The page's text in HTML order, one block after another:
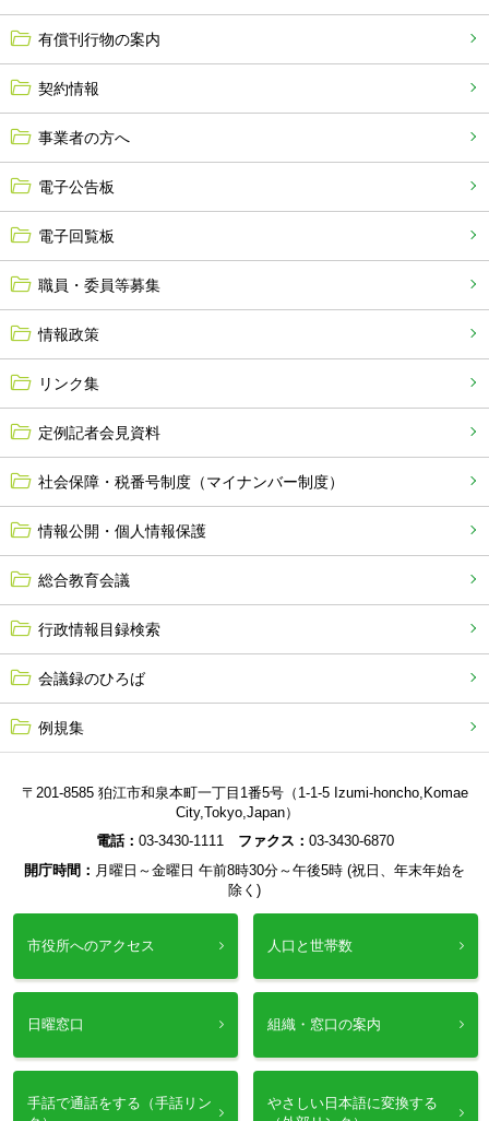
有償刊行物の案内
契約情報
事業者の方へ
電子公告板
電子回覧板
職員・委員等募集
情報政策
リンク集
定例記者会見資料
社会保障・税番号制度（マイナンバー制度）
情報公開・個人情報保護
総合教育会議
行政情報目録検索
会議録のひろば
例規集
〒201-8585 狛江市和泉本町一丁目1番5号（1-1-5 Izumi-honcho,Komae
City,Tokyo,Japan）
電話： 03-3430-1111 ファクス： 03-3430-6870
開庁時間： 月曜日～金曜日 午前8時30分～午後5時 (祝日、年末年始を
除く)
市役所へのアクセス 人口と世帯数
日曜窓口 組織・窓口の案内
手話で通話をする（手話リン
やさしい日本語に変換する